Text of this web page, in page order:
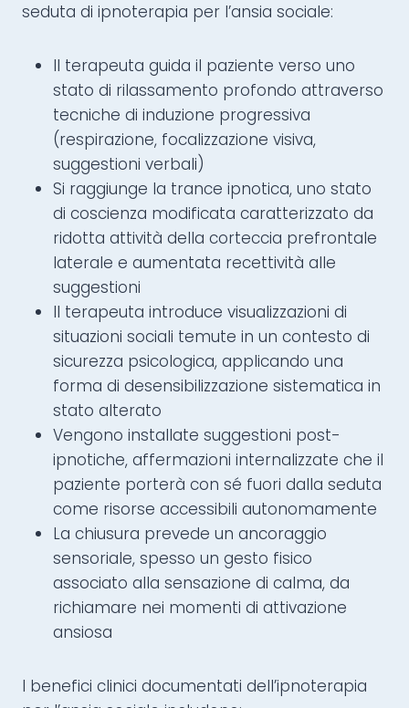
seduta di ipnoterapia per l’ansia sociale:
Il terapeuta guida il paziente verso uno
stato di rilassamento profondo attraverso
tecniche di induzione progressiva
(respirazione, focalizzazione visiva,
suggestioni verbali)
Si raggiunge la trance ipnotica, uno stato
di coscienza modificata caratterizzato da
ridotta attività della corteccia prefrontale
laterale e aumentata recettività alle
suggestioni
Il terapeuta introduce visualizzazioni di
situazioni sociali temute in un contesto di
sicurezza psicologica, applicando una
forma di desensibilizzazione sistematica in
stato alterato
Vengono installate suggestioni post-
ipnotiche, affermazioni internalizzate che il
paziente porterà con sé fuori dalla seduta
come risorse accessibili autonomamente
La chiusura prevede un ancoraggio
sensoriale, spesso un gesto fisico
associato alla sensazione di calma, da
richiamare nei momenti di attivazione
ansiosa
I benefici clinici documentati dell’ipnoterapia